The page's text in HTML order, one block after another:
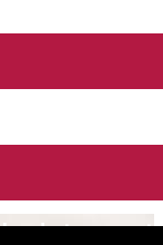
strada
de transport